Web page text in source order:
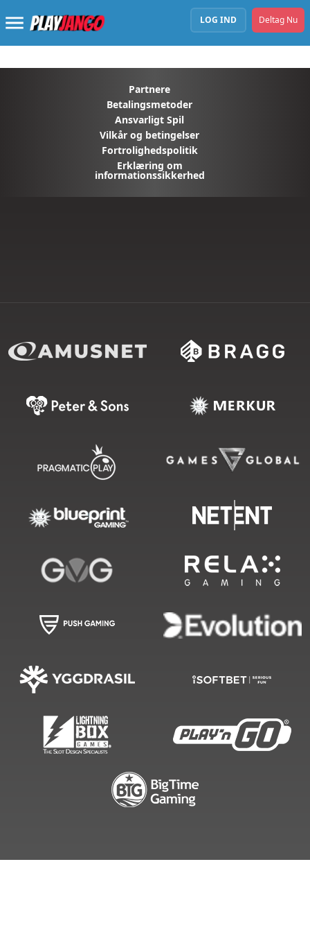
LOG IND Deltag Nu
Partnere
Betalingsmetoder
Ansvarligt Spil
Vilkår og betingelser
Fortrolighedspolitik
Erklæring om
informationssikkerhed